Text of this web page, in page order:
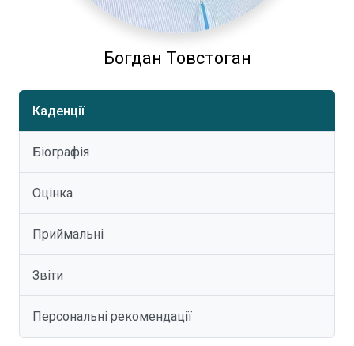
Богдан Товстоган
Каденції
Біографія
Оцінка
Приймальні
Звіти
Персональні рекомендації